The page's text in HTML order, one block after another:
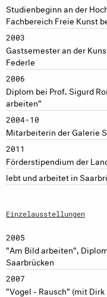
Studienbeginn an der
Fachbereich Freie Kunst
2003
Gastsemester an der
Federle
2006
Diplom bei Prof. Sigurd
arbeiten"
2004-10
Mitarbeiterin der Galerie
2011
Förderstipendium der
lebt und arbeitet in
Einzelausstellungen
2005
"Am Bild arbeiten",
Saarbrücken
2007
"Vogel - Rausch" (mit